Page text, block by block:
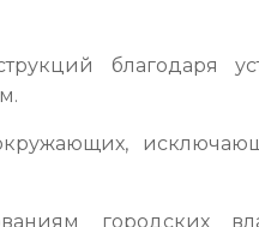
благодаря
городских